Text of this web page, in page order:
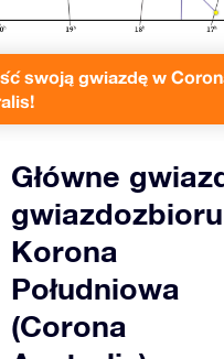
swoją gwiazdę w
Główne
gwiazdozbioru
Korona
Południowa
(Corona